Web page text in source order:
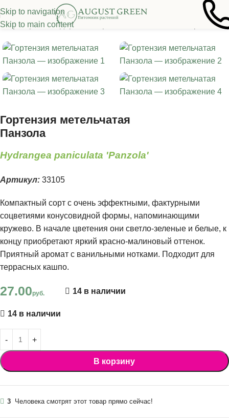
Skip to navigation
Skip to main content
кустарники и деревья Метельчатые гортензии
Гортензия метельчатая
Панзола
Hydrangea paniculata 'Panzola'
Артикул: 33105
Компактный сорт с очень эффектными, фактурными
соцветиями конусовидной формы, напоминающими
кружево. В начале цветения они светло-зеленые и белые, к
концу приобретают яркий красно-малиновый оттенок.
Приятный аромат с ванильными нотками. Подходит для
террасных кашпо.
27.00руб. 14 в наличии
14 в наличии
В корзину
3 Человека смотрят этот товар прямо сейчас!